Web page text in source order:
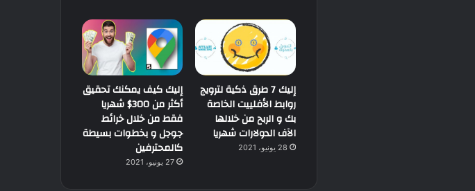
إليك 7 طرق ذكية لترويج
روابط الأفلييت الخاصة
بك و الربح من خلالها
الآف الدولارات شهريا
28 يونيو، 2021
إليك كيف يمكنك تحقيق
أكثر من 300$ شهريا
فقط من خلال خرائط
جوجل و بخطوات بسيطة
كالمحترفين
27 يونيو، 2021